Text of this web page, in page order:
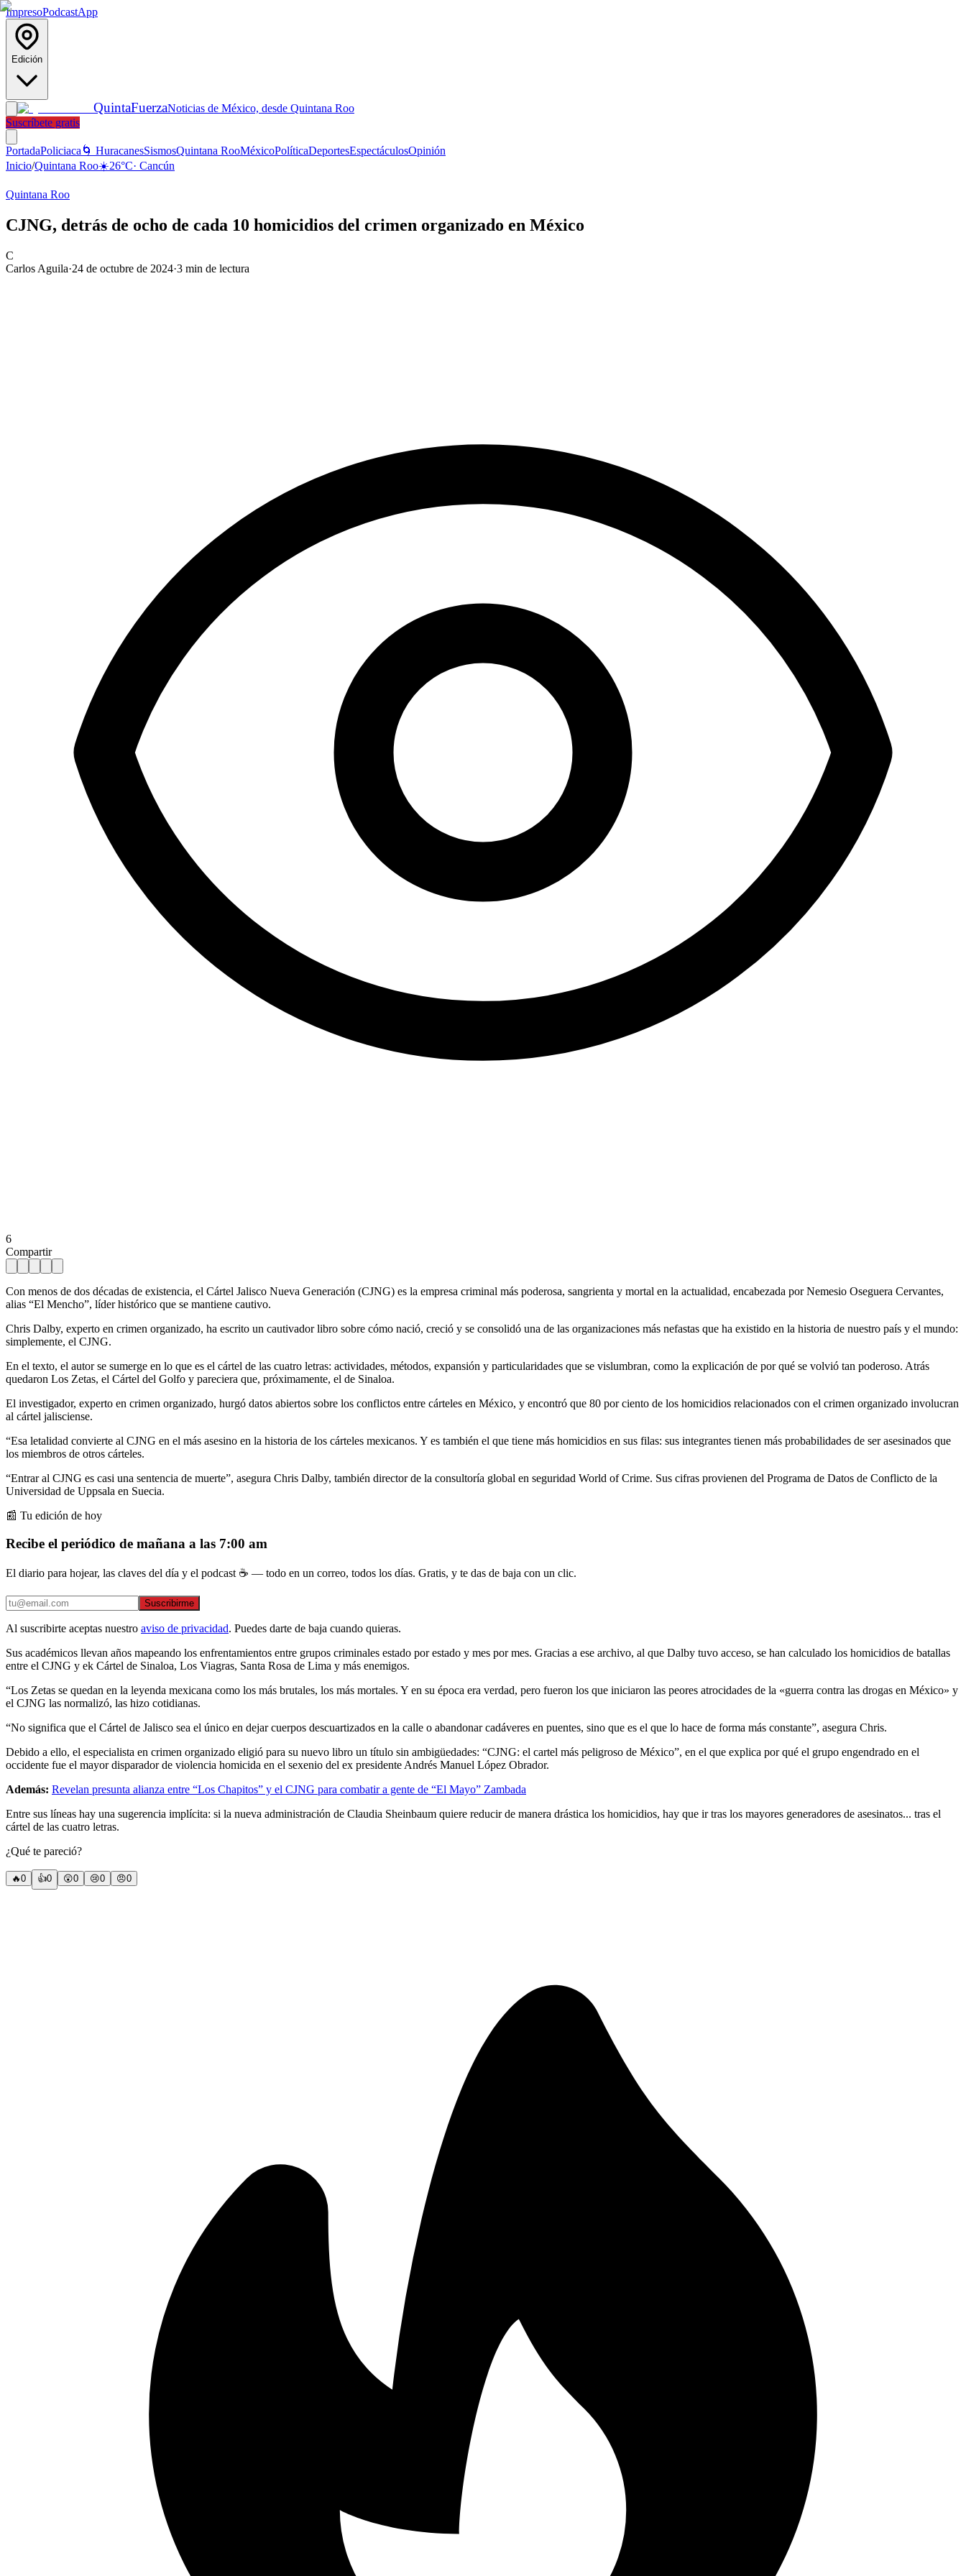
ImpresoPodcastApp
Edición
QuintaFuerzaNoticias de México, desde Quintana Roo
Suscríbete gratis
PortadaPoliciaca 🌀 HuracanesSismosQuintana RooMéxicoPolíticaDeportesEspectáculosOpinión
Inicio/Quintana Roo☀️26°C· Cancún
Quintana Roo
CJNG, detrás de ocho de cada 10 homicidios del crimen organizado en México
C
Carlos Aguila·24 de octubre de 2024·3 min de lectura
6
Compartir
Con menos de dos décadas de existencia, el Cártel Jalisco Nueva Generación (CJNG) es la empresa criminal más poderosa, sangrienta y mortal en la actualidad, encabezada por Nemesio Oseguera Cervantes,
alias “El Mencho”, líder histórico que se mantiene cautivo.
Chris Dalby, experto en crimen organizado, ha escrito un cautivador libro sobre cómo nació, creció y se consolidó una de las organizaciones más nefastas que ha existido en la historia de nuestro país y el mundo:
simplemente, el CJNG.
En el texto, el autor se sumerge en lo que es el cártel de las cuatro letras: actividades, métodos, expansión y particularidades que se vislumbran, como la explicación de por qué se volvió tan poderoso. Atrás
quedaron Los Zetas, el Cártel del Golfo y pareciera que, próximamente, el de Sinaloa.
El investigador, experto en crimen organizado, hurgó datos abiertos sobre los conflictos entre cárteles en México, y encontró que 80 por ciento de los homicidios relacionados con el crimen organizado involucran
al cártel jalisciense.
“Esa letalidad convierte al CJNG en el más asesino en la historia de los cárteles mexicanos. Y es también el que tiene más homicidios en sus filas: sus integrantes tienen más probabilidades de ser asesinados que
los miembros de otros cárteles.
“Entrar al CJNG es casi una sentencia de muerte”, asegura Chris Dalby, también director de la consultoría global en seguridad World of Crime. Sus cifras provienen del Programa de Datos de Conflicto de la
Universidad de Uppsala en Suecia.
📰 Tu edición de hoy
Recibe el periódico de mañana a las 7:00 am
El diario para hojear, las claves del día y el podcast ☕ — todo en un correo, todos los días. Gratis, y te das de baja con un clic.
Suscribirme
Al suscribirte aceptas nuestro aviso de privacidad. Puedes darte de baja cuando quieras.
Sus académicos llevan años mapeando los enfrentamientos entre grupos criminales estado por estado y mes por mes. Gracias a ese archivo, al que Dalby tuvo acceso, se han calculado los homicidios de batallas
entre el CJNG y ek Cártel de Sinaloa, Los Viagras, Santa Rosa de Lima y más enemigos.
“Los Zetas se quedan en la leyenda mexicana como los más brutales, los más mortales. Y en su época era verdad, pero fueron los que iniciaron las peores atrocidades de la «guerra contra las drogas en México» y
el CJNG las normalizó, las hizo cotidianas.
“No significa que el Cártel de Jalisco sea el único en dejar cuerpos descuartizados en la calle o abandonar cadáveres en puentes, sino que es el que lo hace de forma más constante”, asegura Chris.
Debido a ello, el especialista en crimen organizado eligió para su nuevo libro un título sin ambigüedades: “CJNG: el cartel más peligroso de México”, en el que explica por qué el grupo engendrado en el
occidente fue el mayor disparador de violencia homicida en el sexenio del ex presidente Andrés Manuel López Obrador.
Además: Revelan presunta alianza entre “Los Chapitos” y el CJNG para combatir a gente de “El Mayo” Zambada
Entre sus líneas hay una sugerencia implícita: si la nueva administración de Claudia Sheinbaum quiere reducir de manera drástica los homicidios, hay que ir tras los mayores generadores de asesinatos... tras el
cártel de las cuatro letras.
¿Qué te pareció?
🔥0 👍0 😲0 😢0 😠0